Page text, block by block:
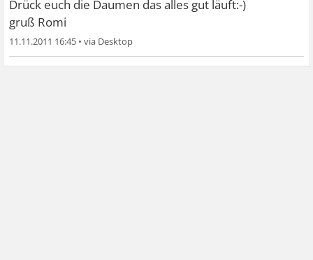
Drück euch die Daumen das alles gut läuft:-)
gruß Romi
11.11.2011 16:45 •